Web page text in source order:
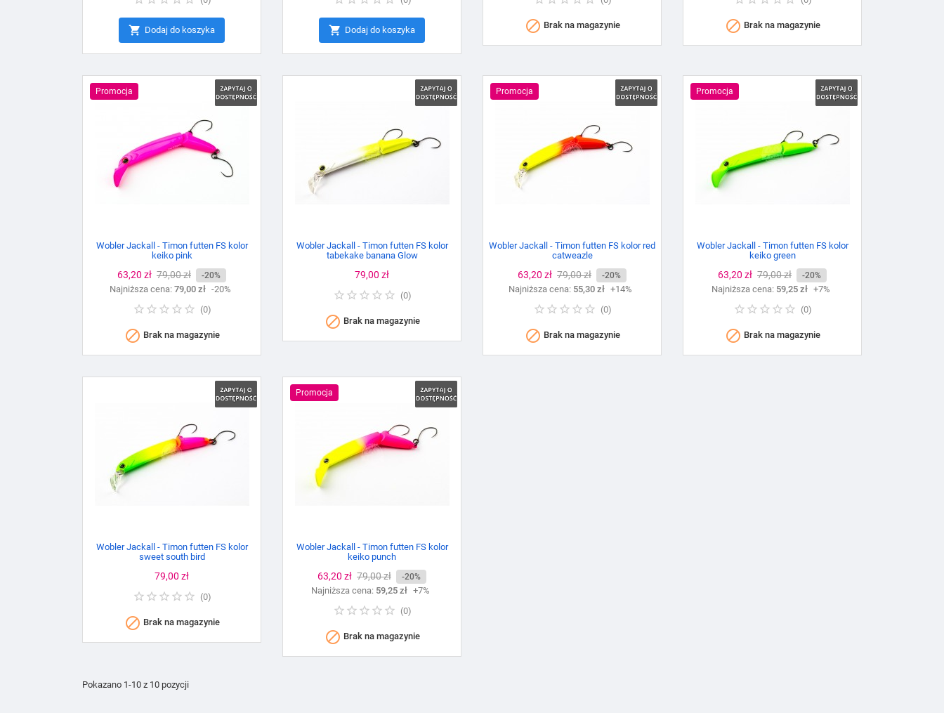
 Dodaj do koszyka  Dodaj do koszyka  Brak na magazynie  Brak na magazynie
Promocja
Wobler Jackall - Timon futten FS kolor
keiko pink
Cena
63,20 zł Cena
podstawowa
79,00 zł -20%
Najniższa cena: 79,00 zł -20%
(0)
 Brak na magazynie
Wobler Jackall - Timon futten FS kolor
tabekake banana Glow
Cena
79,00 zł
(0)
 Brak na magazynie
Promocja
Wobler Jackall - Timon futten FS kolor red
catweazle
Cena
63,20 zł Cena
podstawowa
79,00 zł -20%
Najniższa cena: 55,30 zł +14%
(0)
 Brak na magazynie
Promocja
Wobler Jackall - Timon futten FS kolor
keiko green
Cena
63,20 zł Cena
podstawowa
79,00 zł -20%
Najniższa cena: 59,25 zł +7%
(0)
 Brak na magazynie
Wobler Jackall - Timon futten FS kolor
sweet south bird
Cena
79,00 zł
(0)
 Brak na magazynie
Promocja
Wobler Jackall - Timon futten FS kolor
keiko punch
Cena
63,20 zł Cena
podstawowa
79,00 zł -20%
Najniższa cena: 59,25 zł +7%
(0)
 Brak na magazynie
Pokazano 1-10 z 10 pozycji